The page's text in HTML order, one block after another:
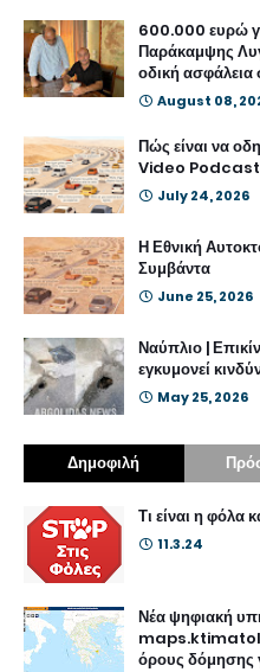
600.000 ευρώ
Παράκαμψης
οδική ασφάλεια
August 08,
Πώς είναι να
Video Podcast
July 24, 2026
Η Εθνική
Συμβάντα
June 25, 2026
Ναύπλιο |
εγκυμονεί
May 25, 2026
Δημοφιλή
Τι είναι η φόλα
11.3.24
Νέα ψηφιακή
όρους δόμησης